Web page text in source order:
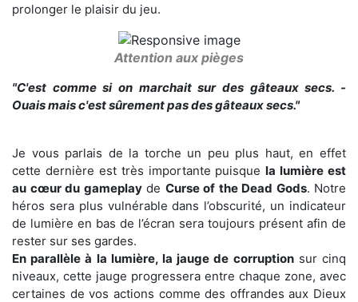
prolonger le plaisir du jeu.
Attention aux pièges
"C'est comme si on marchait sur des gâteaux secs. -
Ouais mais c'est sûrement pas des gâteaux secs."
Je vous parlais de la torche un peu plus haut, en effet
cette dernière est très importante puisquela lumière est
au cœur du gameplayde Curse of the Dead Gods. Notre
héros sera plus vulnérable dans l’obscurité, un indicateur
de lumière en bas de l’écran sera toujours présent afin de
rester sur ses gardes.
En parallèle à la lumière, la jauge de corruptionsur cinq
niveaux, cette jauge progressera entre chaque zone, avec
certaines de vos actions comme des offrandes aux Dieux